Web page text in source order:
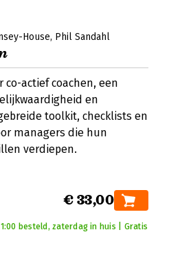
House Phil Sandahl
actief coachen, een
en
toolkit, checklists en
managers die hun
verdiepen.
€ 33,00
besteld, zaterdag in huis | Gratis